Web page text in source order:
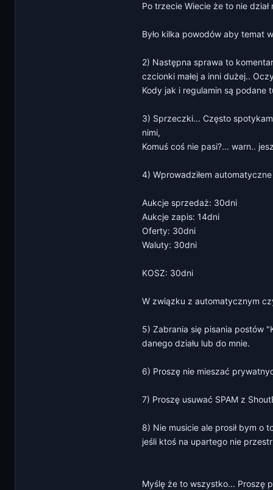
Po trzecie Wiecie że to nie dział
Było kilka powodów aby temat
2) Następna sprawa to
czcionki małej a inni dużej..
Kody jak i regulamin są podane
3) Sprzeczki... Często
nimi,
Komuś coś nie pasi?... warn..
4) Wprowadziłem
Aukcje sprzedaż: 30dni
Aukcje zapis: 14dni
Oferty: 30dni
Waluty: 30dni
KOSZ: 30dni
W związku z automatycznym
5) Zabrania się pisania postów
danego działu lub do mnie.
6) Proszę nie mieszać
7) Proszę usuwać SPAM z
8) Nie musicie ale prosił bym o
jeśli ktoś na upartego nie
Myślę że to wszystko... Proszę